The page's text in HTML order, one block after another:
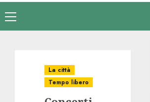
Menu
principale
La città
Tempo libero